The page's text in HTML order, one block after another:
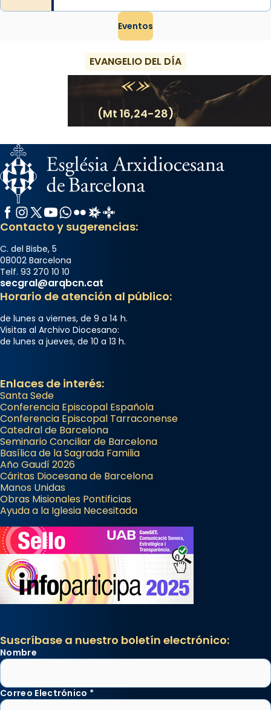
Eventos
EVANGELIO DEL DÍA
(Mt 16,24-28)
Facebook
Instagram
X / Twitter
YouTube
WhatsApp
FlickrRadio Estel
Catalunya Cristiana
Contacto y sugerencias:
C. del Bisbe, 5
08002 Barcelona
Telf. 93 270 10 10
secgral@arqbcn.cat
Horario de atención al público:
de lunes a viernes, de 9 a 14 h.
Visitas al Archivo Diocesano:
de lunes a jueves, de 10 a 13 h.
Enlaces de interés:
Santa Sede
Conferencia Episcopal Española
Conferencia Episcopal Tarraconense
Catedral de Barcelona
Seminario Conciliar de Barcelona
Basílica de la Sagrada Familia
Año Gaudí 2026
Cáritas Diocesana de Barcelona
Manos Unidas
Obras Misionales Pontificias
Ayuda a la Iglesia Necesitada
Suscríbase a nuestro boletín electrónico:
Nombre
Correo Electrónico *